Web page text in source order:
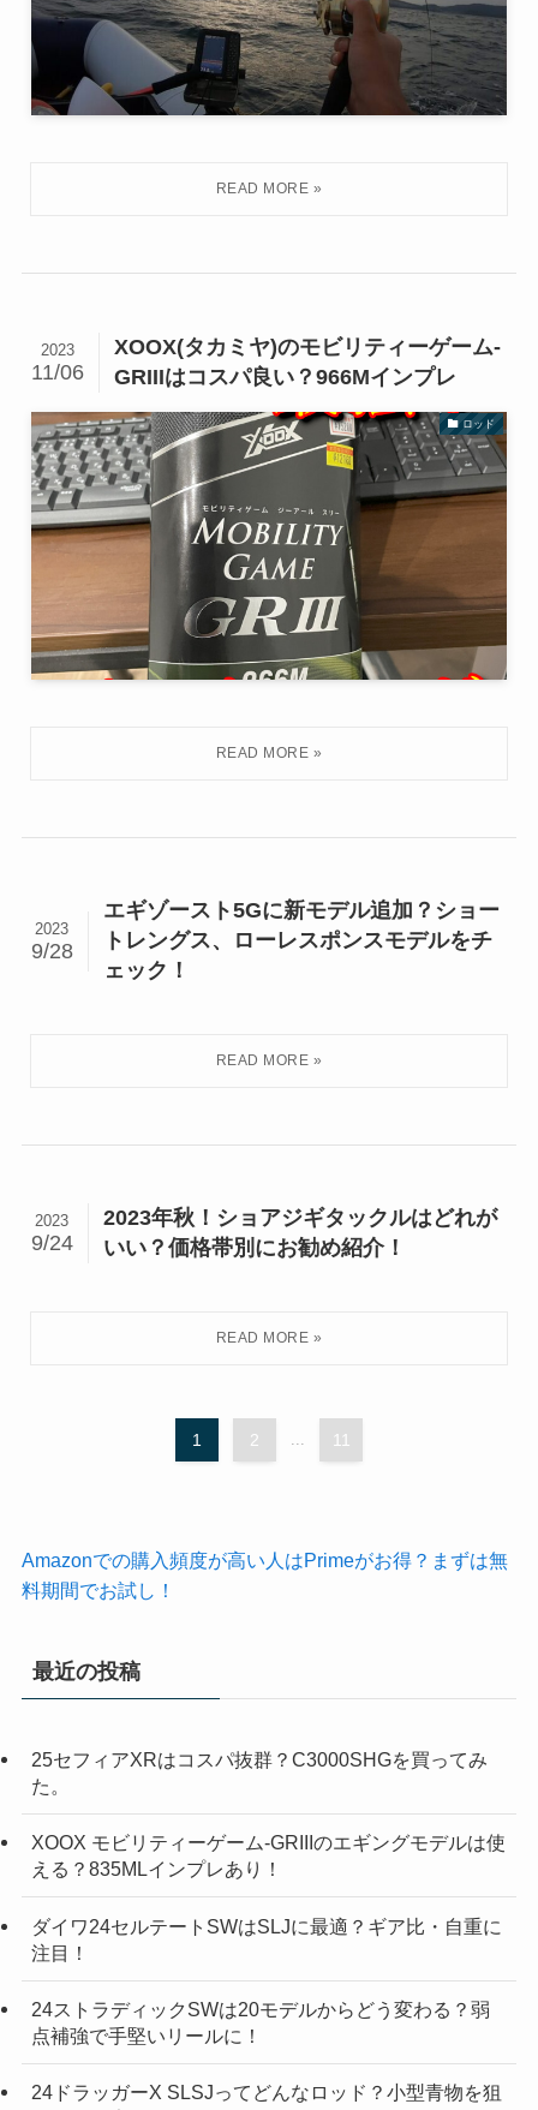
XOOX(タカミヤ)のモビリティーゲーム-
GRIIIはコスパ良い？966Mインプレ
2023
11/06
ロッド
エギゾースト5Gに新モデル追加？ショー
トレングス、ローレスポンスモデルをチ
ェック！
2023
9/28
2023年秋！ショアジギタックルはどれが
いい？価格帯別にお勧め紹介！
2023
9/24
1 2 11
Amazonでの購入頻度が高い人はPrimeがお得？まずは無
料期間でお試し！
最近の投稿
25セフィアXRはコスパ抜群？C3000SHGを買ってみ
た。
XOOX モビリティーゲーム-GRIIIのエギングモデルは使
える？835MLインプレあり！
ダイワ24セルテートSWはSLJに最適？ギア比・自重に
注目！
24ストラディックSWは20モデルからどう変わる？弱
点補強で手堅いリールに！
24ドラッガーX SLSJってどんなロッド？小型青物を狙